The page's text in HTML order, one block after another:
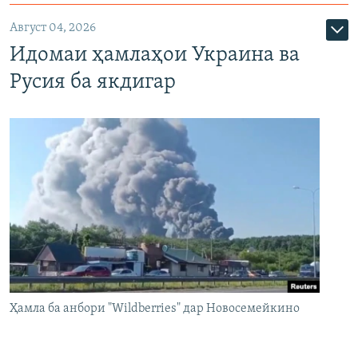
Август 04, 2026
Идомаи ҳамлаҳои Украина ва
Русия ба якдигар
Ҳамла ба анбори "Wildberries" дар Новосемейкино